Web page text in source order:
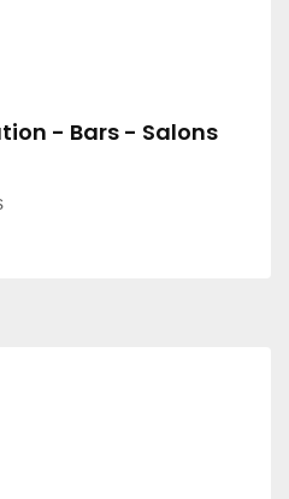
- Bars - Salons